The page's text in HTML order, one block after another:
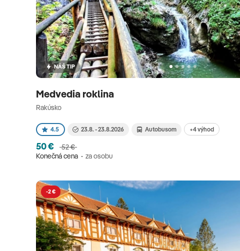
NÁŠ TIP
Medvedia roklina
Rakúsko
4.5 23.8. - 23.8.2026 Autobusom +4 výhod
50 €
52 €
Konečná cena
za osobu
-2 €